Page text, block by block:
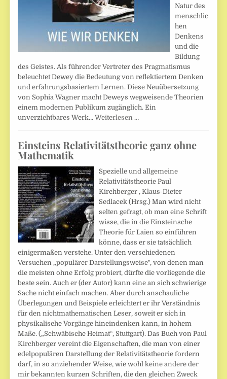
Natur des
menschlic
hen
Denkens
und die
Bildung
des Geistes. Als führender Vertreter des Pragmatismus
beleuchtet Dewey die Bedeutung von reflektiertem Denken
und erfahrungsbasiertem Lernen. Diese Neuübersetzung
von Sophia Wagner macht Deweys wegweisende Theorien
einem modernen Publikum zugänglich. Ein
unverzichtbares Werk…Weiterlesen …
Einsteins Relativitätstheorie ganz ohne
Mathematik
Spezielle und allgemeine
Relativitätstheorie Paul
Kirchberger , Klaus-Dieter
Sedlacek (Hrsg.) Man wird nicht
selten gefragt, ob man eine Schrift
wisse, die in die Einsteinsche
Theorie für Laien so einführen
könne, dass er sie tatsächlich
einigermaßen verstehe. Unter den verschiedenen
Versuchen „populärer Darstellungsweise", von denen man
die meisten ohne Erfolg probiert, dürfte die vorliegende die
beste sein. Auch er (der Autor) kann eine an sich schwierige
Sache nicht einfach machen. Aber durch anschauliche
Überlegungen und Beispiele erleichtert er ihr Verständnis
für den nichtmathematischen Leser, soweit er sich in
physikalische Vorgänge hineindenken kann, in hohem
Maße. („Schwäbische Heimat“, Stuttgart). Das Buch von Paul
Kirchberger vereint die Eigenschaften, die man von einer
edelpopulären Darstellung der Relativitätstheorie fordern
darf, in so anziehender Weise, wie wohl keine andere der
mir bekannten kurzen Schriften, die den gleichen Zweck